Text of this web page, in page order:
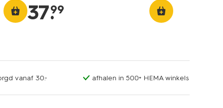
37.
99
vanaf 30.- afhalen in 500+ HEMA winkels